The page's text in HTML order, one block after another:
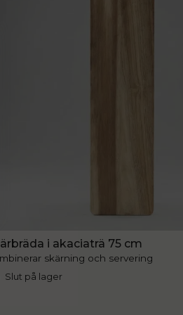
i akaciaträ 75 cm
skärning och servering
Slut på lager